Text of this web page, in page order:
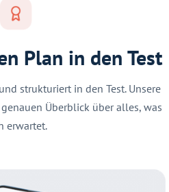
Plan in den Test
strukturiert in den Test. Unsere
Überblick über alles, was
erwartet.